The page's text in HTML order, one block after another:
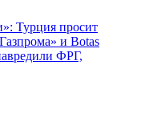
Турция просит
и Botas
ФРГ,